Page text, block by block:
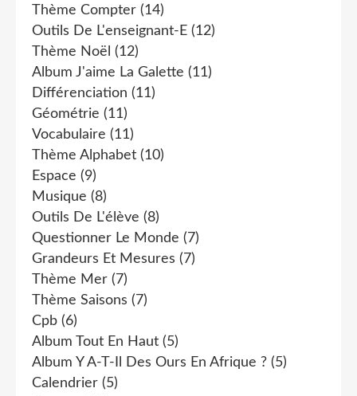
Thème Compter (14)
Outils De L'enseignant-E (12)
Thème Noël (12)
Album J'aime La Galette (11)
Différenciation (11)
Géométrie (11)
Vocabulaire (11)
Thème Alphabet (10)
Espace (9)
Musique (8)
Outils De L'élève (8)
Questionner Le Monde (7)
Grandeurs Et Mesures (7)
Thème Mer (7)
Thème Saisons (7)
Cpb (6)
Album Tout En Haut (5)
Album Y A-T-Il Des Ours En Afrique ? (5)
Calendrier (5)